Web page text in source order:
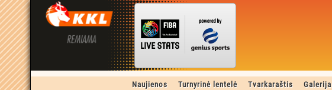
Naujienos Turnyrinė lentelė Tvarkaraštis Galerija